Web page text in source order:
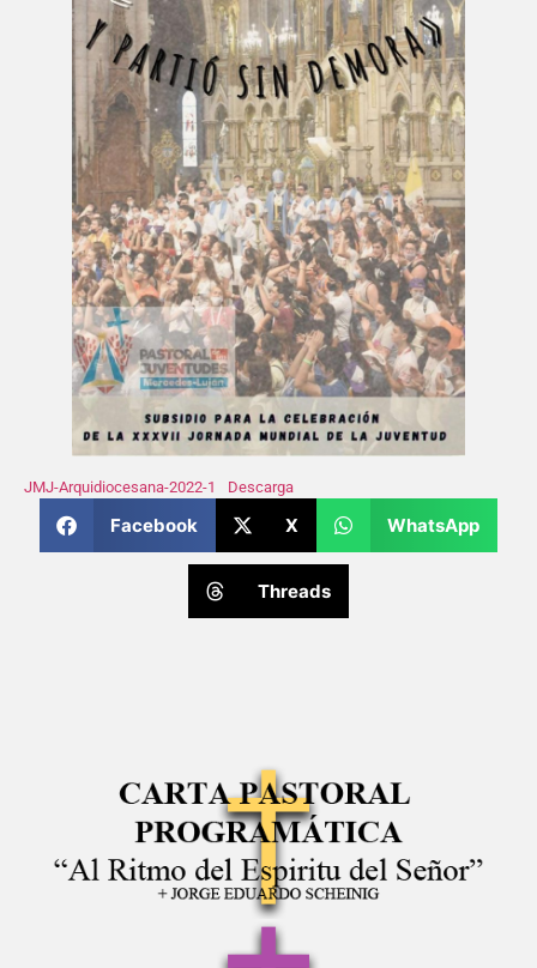
JMJ-Arquidiocesana-2022-1 Descarga
Facebook X WhatsApp
Threads